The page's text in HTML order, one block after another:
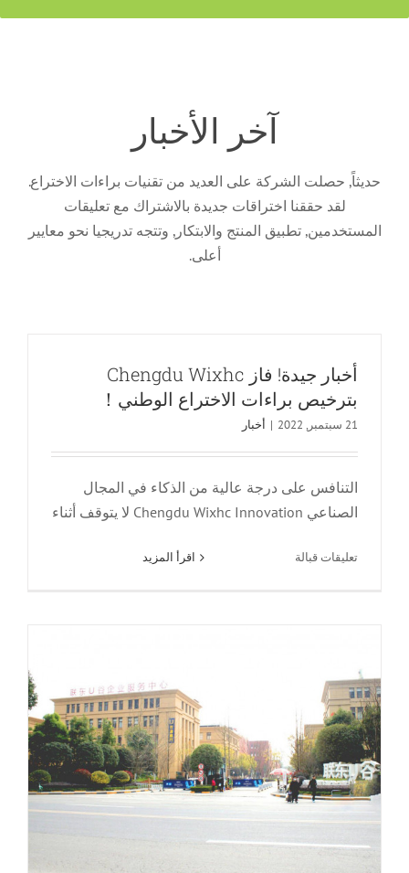
آخر الأخبار
حديثاً, حصلت الشركة على العديد من تقنيات براءات الاختراع.
لقد حققنا اختراقات جديدة بالاشتراك مع تعليقات
المستخدمين, تطبيق المنتج والابتكار, وتتجه تدريجيا نحو معايير
أعلى.
أخبار جيدة! فاز Chengdu Wixhc
بترخيص براءات الاختراع الوطني！
21 سبتمبر, 2022 | أخبار
التنافس على درجة عالية من الذكاء في المجال
الصناعي Chengdu Wixhc Innovation لا يتوقف أثناء
اقرأ المزيد تعليقات قبالة
الإعلان الرسمي 丨 Chengdu Wixhc
Technology Co., المحدودة. انتقل إلى
أخبار